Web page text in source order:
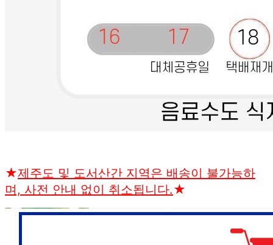
★제주도 및 도서산간 지역은 배송이 불가능하
며, 사전 안내 없이 취소됩니다.★